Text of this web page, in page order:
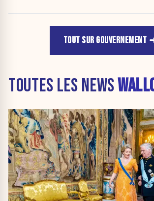
TOUT SUR GOUVERNEMENT
TOUTES LES NEWS